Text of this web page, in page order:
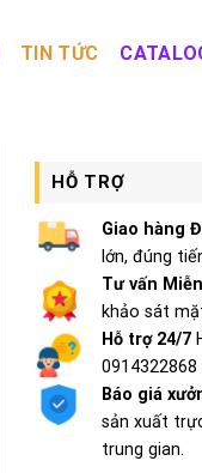
TIN TỨC
HỖ TRỢ
Giao hàng
lớn, đúng
Tư vấn
khảo sát
Hỗ trợ 24/7
Báo giá
sản xuất
trung gian.